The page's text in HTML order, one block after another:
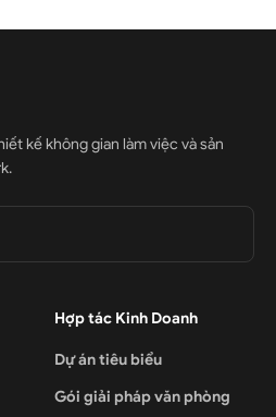
kế không gian làm việc và sản
Hợp tác Kinh Doanh
Dự án tiêu biểu
Gói giải pháp văn phòng